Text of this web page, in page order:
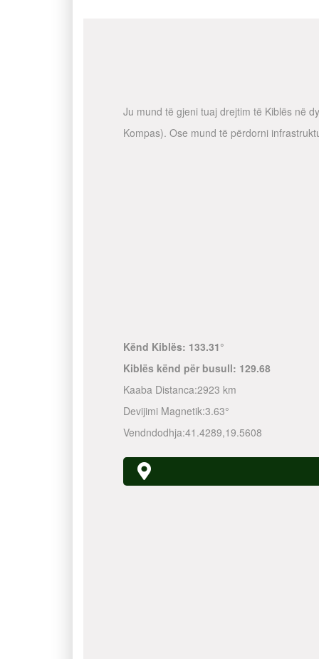
Ju mund të gjeni tuaj drejtim të Kiblës në
Kompas). Ose mund të përdorni
Kënd Kiblës: 133.31°
Kiblës kënd për busull: 129.68
Kaaba Distanca:2923 km
Devijimi Magnetik:3.63°
Vendndodhja:41.4289,19.5608